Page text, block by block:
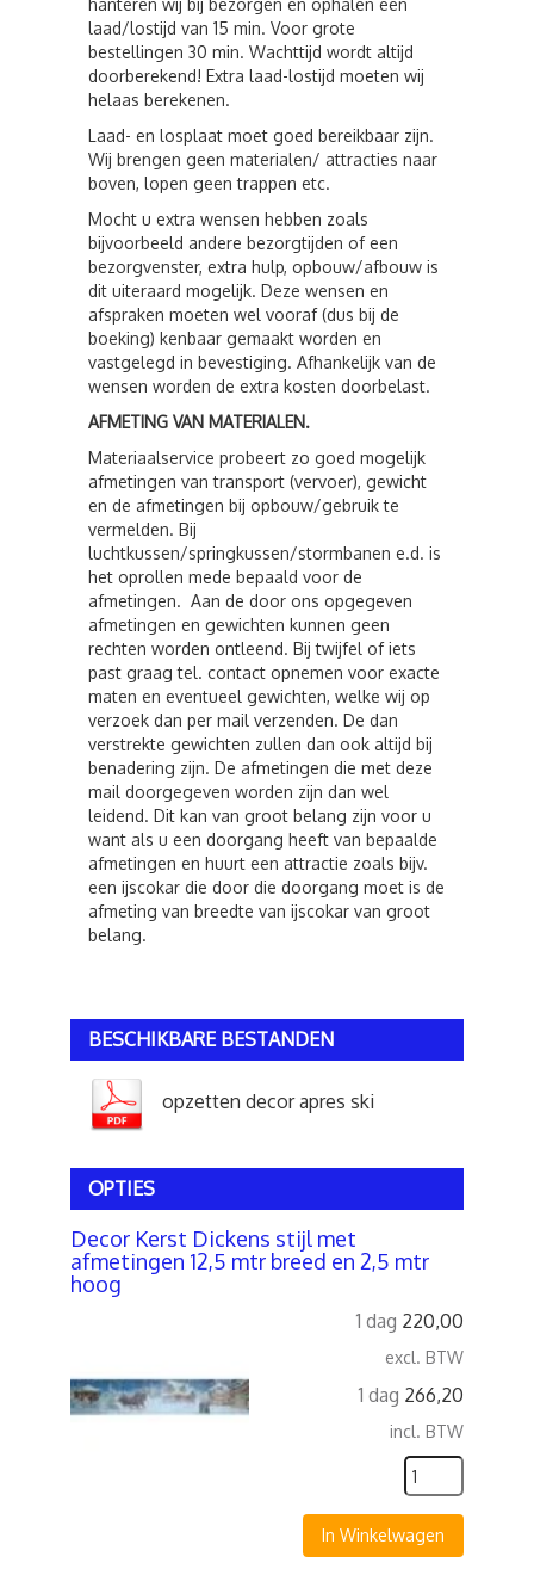
hanteren wij bij bezorgen en ophalen een
laad/lostijd van 15 min. Voor grote
bestellingen 30 min. Wachttijd wordt altijd
doorberekend! Extra laad-lostijd moeten wij
helaas berekenen.
Laad- en losplaat moet goed bereikbaar zijn.
Wij brengen geen materialen/ attracties naar
boven, lopen geen trappen etc.
Mocht u extra wensen hebben zoals
bijvoorbeeld andere bezorgtijden of een
bezorgvenster, extra hulp, opbouw/afbouw is
dit uiteraard mogelijk. Deze wensen en
afspraken moeten wel vooraf (dus bij de
boeking) kenbaar gemaakt worden en
vastgelegd in bevestiging. Afhankelijk van de
wensen worden de extra kosten doorbelast.
AFMETING VAN MATERIALEN.
Materiaalservice probeert zo goed mogelijk
afmetingen van transport (vervoer), gewicht
en de afmetingen bij opbouw/gebruik te
vermelden. Bij
luchtkussen/springkussen/stormbanen e.d. is
het oprollen mede bepaald voor de
afmetingen. Aan de door ons opgegeven
afmetingen en gewichten kunnen geen
rechten worden ontleend. Bij twijfel of iets
past graag tel. contact opnemen voor exacte
maten en eventueel gewichten, welke wij op
verzoek dan per mail verzenden. De dan
verstrekte gewichten zullen dan ook altijd bij
benadering zijn. De afmetingen die met deze
mail doorgegeven worden zijn dan wel
leidend. Dit kan van groot belang zijn voor u
want als u een doorgang heeft van bepaalde
afmetingen en huurt een attractie zoals bijv.
een ijscokar die door die doorgang moet is de
afmeting van breedte van ijscokar van groot
belang.
BESCHIKBARE BESTANDEN
opzetten decor apres ski
OPTIES
Decor Kerst Dickens stijl met
afmetingen 12,5 mtr breed en 2,5 mtr
hoog
1 dag 220,00
excl. BTW
1 dag 266,20
incl. BTW
In Winkelwagen